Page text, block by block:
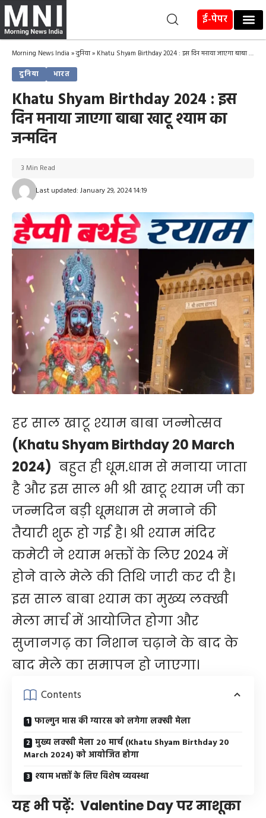
ई-पेपर
Morning News India »दुनिया» Khatu Shyam Birthday 2024 : इस दिन मनाया जाएगा बाबा खाटू श्याम का जन्मदिन
दुनिया भारत
Khatu Shyam Birthday 2024 : इस
दिन मनाया जाएगा बाबा खाटू श्याम का
जन्मदिन
Last updated: January 29, 2024 14:19
3 Min Read
हर साल खाटू श्याम बाबा जन्मोत्सव
(Khatu Shyam Birthday 20 March
2024) बहुत ही धूम.धाम से मनाया जाता
है और इस साल भी श्री खाटू श्याम जी का
जन्मदिन बड़ी धूमधाम से मनाने की
तैयारी शुरू हो गई है। श्री श्याम मंदिर
कमेटी ने श्याम भक्तों के लिए 2024 में
होने वाले मेले की तिथि जारी कर दी है।
इस साल बाबा श्याम का मुख्य लक्खी
मेला मार्च में आयोजित होगा और
सुजानगढ़ का निशान चढ़ाने के बाद के
बाद मेले का समापन हो जाएगा।
Contents
फाल्गुन मास की ग्यारस को लगेगा लक्खी मेला
मुख्य लक्खी मेला 20 मार्च (Khatu Shyam Birthday 20
March 2024) को आयोजित होगा
श्याम भक्तों के लिए विशेष व्यवस्था
यह भी पढ़ें: Valentine Day पर माशूका